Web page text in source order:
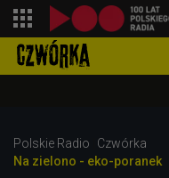
Polskie Radio
Czwórka
Na zielono - eko-poranek